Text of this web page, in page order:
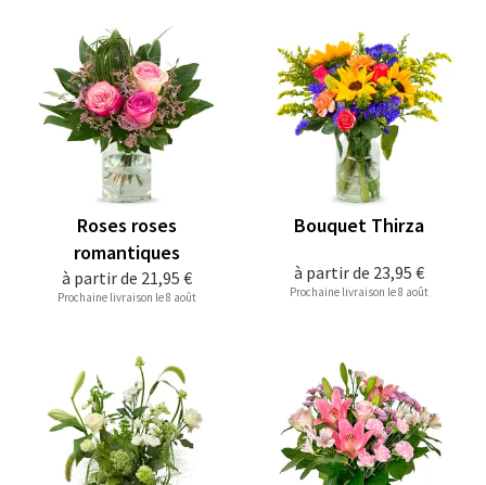
à partir de 21,95 €
Roses roses
romantiques
Prochaine livraison le 8 août
à partir de 23,95 €
Bouquet Thirza
Prochaine livraison le 8 août